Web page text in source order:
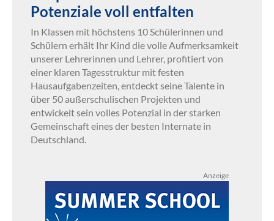
Potenziale voll entfalten
In Klassen mit höchstens 10 Schülerinnen und
Schülern erhält Ihr Kind die volle Aufmerksamkeit
unserer Lehrerinnen und Lehrer, profitiert von
einer klaren Tagesstruktur mit festen
Hausaufgabenzeiten, entdeckt seine Talente in
über 50 außerschulischen Projekten und
entwickelt sein volles Potenzial in der starken
Gemeinschaft eines der besten Internate in
Deutschland.
Anzeige